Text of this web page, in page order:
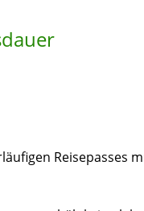
Reisepasses